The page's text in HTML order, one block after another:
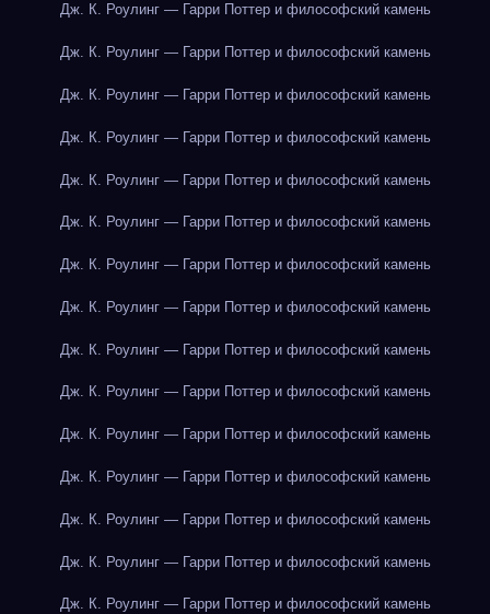
Дж. К. Роулинг — Гарри Поттер и философский камень
Дж. К. Роулинг — Гарри Поттер и философский камень
Дж. К. Роулинг — Гарри Поттер и философский камень
Дж. К. Роулинг — Гарри Поттер и философский камень
Дж. К. Роулинг — Гарри Поттер и философский камень
Дж. К. Роулинг — Гарри Поттер и философский камень
Дж. К. Роулинг — Гарри Поттер и философский камень
Дж. К. Роулинг — Гарри Поттер и философский камень
Дж. К. Роулинг — Гарри Поттер и философский камень
Дж. К. Роулинг — Гарри Поттер и философский камень
Дж. К. Роулинг — Гарри Поттер и философский камень
Дж. К. Роулинг — Гарри Поттер и философский камень
Дж. К. Роулинг — Гарри Поттер и философский камень
Дж. К. Роулинг — Гарри Поттер и философский камень
Дж. К. Роулинг — Гарри Поттер и философский камень